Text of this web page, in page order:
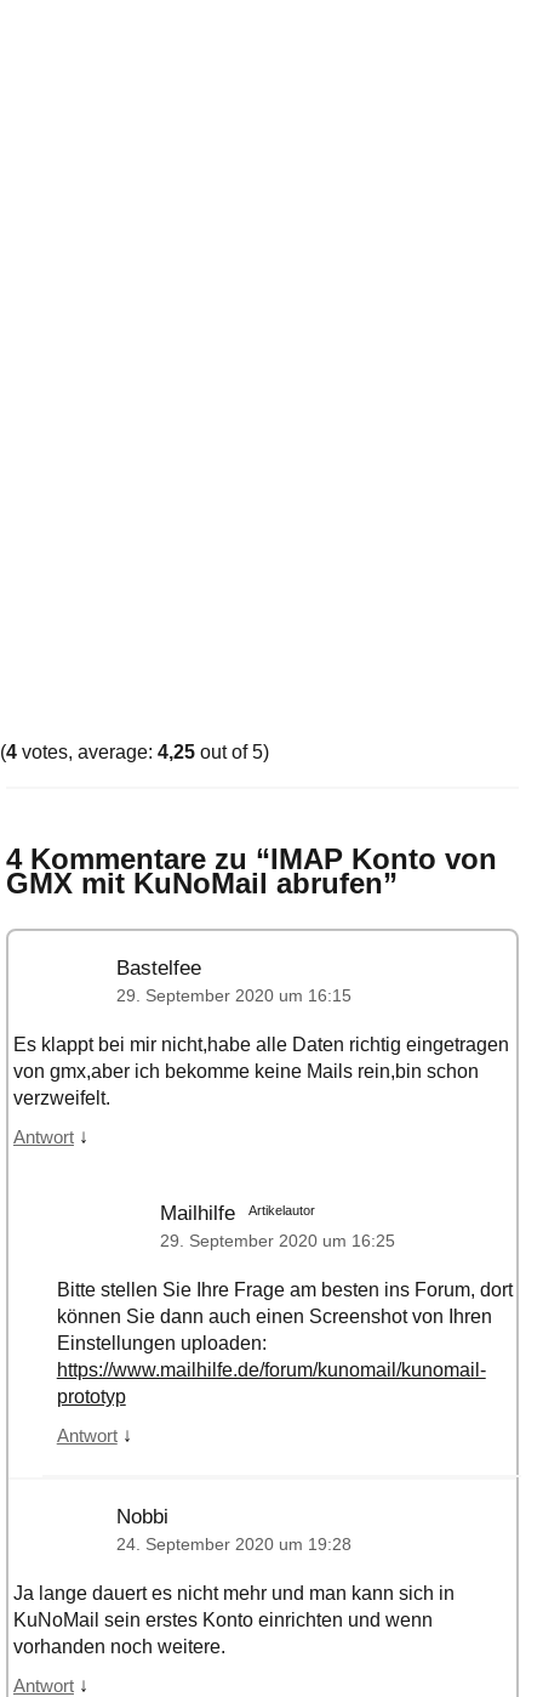
(4 votes, average: 4,25 out of 5)
4 Kommentare zu “IMAP Konto von
GMX mit KuNoMail abrufen”
Bastelfee
29. September 2020 um 16:15
Es klappt bei mir nicht,habe alle Daten richtig eingetragen
von gmx,aber ich bekomme keine Mails rein,bin schon
verzweifelt.
Antwort ↓
Mailhilfe Artikelautor
29. September 2020 um 16:25
Bitte stellen Sie Ihre Frage am besten ins Forum, dort
können Sie dann auch einen Screenshot von Ihren
Einstellungen uploaden:
https://www.mailhilfe.de/forum/kunomail/kunomail-
prototyp
Antwort ↓
Nobbi
24. September 2020 um 19:28
Ja lange dauert es nicht mehr und man kann sich in
KuNoMail sein erstes Konto einrichten und wenn
vorhanden noch weitere.
Antwort ↓